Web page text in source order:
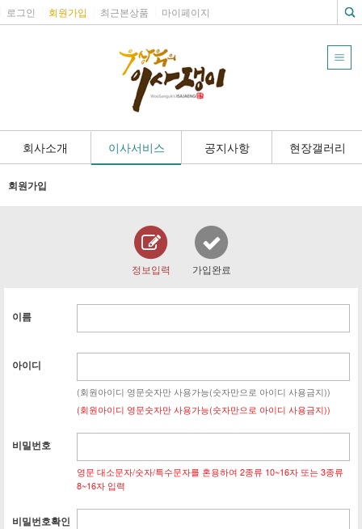
로그인 회원가입 최근본상품 마이페이지
회사소개 이사서비스 공지사항 현장갤러리
회원가입
정보입력 가입완료
이름
아이디
(회원아이디 영문숫자만 사용가능(숫자만으로 아이디 사용금지))
(회원아이디 영문숫자만 사용가능(숫자만으로 아이디 사용금지))
비밀번호
영문 대소문자/숫자/특수문자를 혼용하여 2종류 10~16자 또는 3종류
8~16자 입력
비밀번호확인